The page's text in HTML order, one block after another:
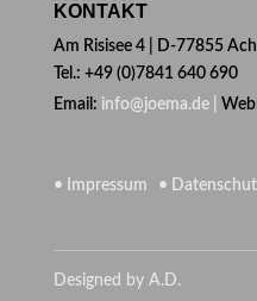
KONTAKT
Am Risisee 4 | D-77855
Tel.: +49 (0)7841 640 690
Email: info@joema.de |
• Impressum •
Designed by A.D.